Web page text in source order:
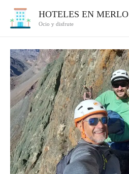
HOTELES EN
Ocio y disfrute